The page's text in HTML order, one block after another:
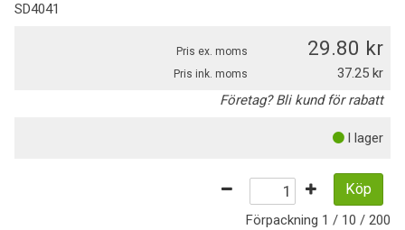
SD4041
Pris ex. moms 29.80
Pris ink. moms
37.25
Företag? Bli kund för rabatt
I lager
Köp
Förpackning 1 / 10 / 200